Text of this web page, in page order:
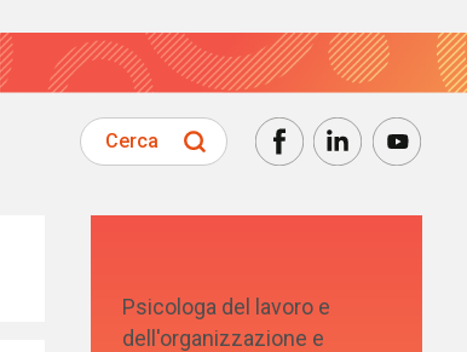
Cerca
Psicologa del lavoro e
dell'organizzazione e